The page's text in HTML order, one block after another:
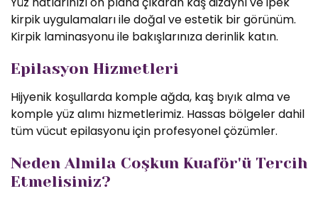
kirpik uygulamaları ile doğal ve estetik bir görünüm.
Kirpik laminasyonu ile bakışlarınıza derinlik katın.
Epilasyon Hizmetleri
Hijyenik koşullarda komple ağda, kaş bıyık alma ve
komple yüz alımı hizmetlerimiz. Hassas bölgeler dahil
tüm vücut epilasyonu için profesyonel çözümler.
Neden Almila Coşkun Kuaför'ü Tercih
Etmelisiniz?